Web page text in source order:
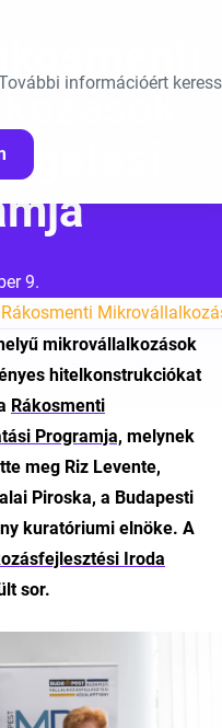
információért
9.
mikrovállalkozások
hitelkonstrukciókat
Rákosmenti
Programja, melynek
meg Riz Levente,
Piroska, a Budapesti
kuratóriumi elnöke. A
Iroda
sor.